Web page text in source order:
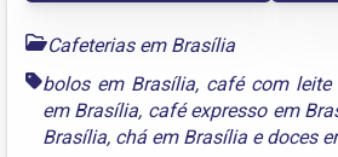
Cafeterias em Brasília
bolos em Brasília, café com leite
em Brasília, café expresso em
Brasília, chá em Brasília edoces